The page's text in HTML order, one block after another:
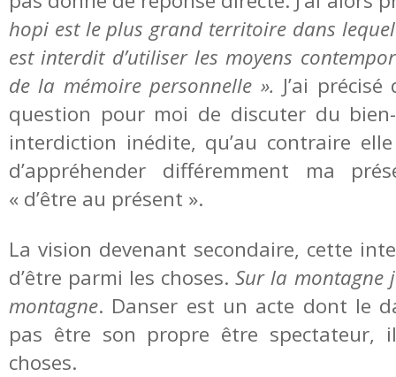
hopi est le plus grand territoire dans
est interdit d’utiliser les moyens
de la mémoire personnelle ». J’ai
question pour moi de discuter du
interdiction inédite, qu’au contraire
d’appréhender différemment ma
« d’être au présent ».
La vision devenant secondaire, cette
d’être parmi les choses.Sur la montagne
montagne. Danser est un acte dont le
pas être son propre être spectateur,
choses.